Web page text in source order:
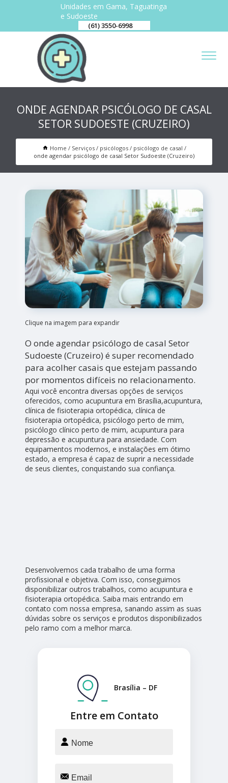
Unidades em Gama, Taguatinga
e Sudoeste
(61) 3550-6998
ONDE AGENDAR PSICÓLOGO DE CASAL
SETOR SUDOESTE (CRUZEIRO)
Home Serviços psicólogos
psicólogo de casal
onde agendar psicólogo de casal Setor Sudoeste (Cruzeiro)
Clique na imagem para expandir
O onde agendar psicólogo de casal Setor
Sudoeste (Cruzeiro) é super recomendado
para acolher casais que estejam passando
por momentos difíceis no relacionamento.
Aqui você encontra diversas opções de serviços
oferecidos, como acupuntura em Brasília,acupuntura,
clínica de fisioterapia ortopédica, clínica de
fisioterapia ortopédica, psicólogo perto de mim,
psicólogo clínico perto de mim, acupuntura para
depressão e acupuntura para ansiedade. Com
equipamentos modernos, e instalações em ótimo
estado, a empresa é capaz de suprir a necessidade
de seus clientes, conquistando sua confiança.
Desenvolvemos cada trabalho de uma forma
profissional e objetiva. Com isso, conseguimos
disponibilizar outros trabalhos, como acupuntura e
fisioterapia ortopédica. Saiba mais entrando em
contato com nossa empresa, sanando assim as suas
dúvidas sobre os serviços e produtos disponibilizados
pelo ramo com a melhor marca.
Entre em Contato
Brasília – DF